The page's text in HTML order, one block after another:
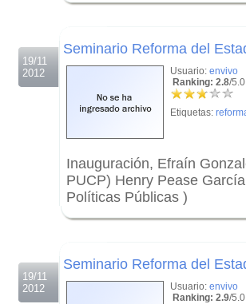
19/11
2012
Seminario Reforma del
Usuario: envivo
Ranking: 2.8/
Etiquetas:
Inauguración, Efraín
PUCP) Henry Pease
Políticas Públicas )
19/11
2012
Seminario Reforma del
Usuario: envivo
Ranking: 2.9/